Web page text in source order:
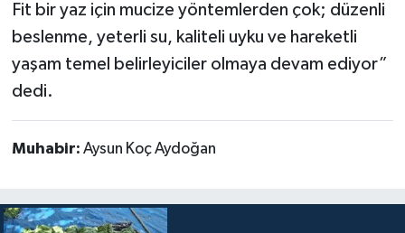
Fit bir yaz için mucize yöntemlerden çok; düzenli
beslenme, yeterli su, kaliteli uyku ve hareketli
yaşam temel belirleyiciler olmaya devam ediyor”
dedi.
Muhabir: Aysun Koç Aydoğan